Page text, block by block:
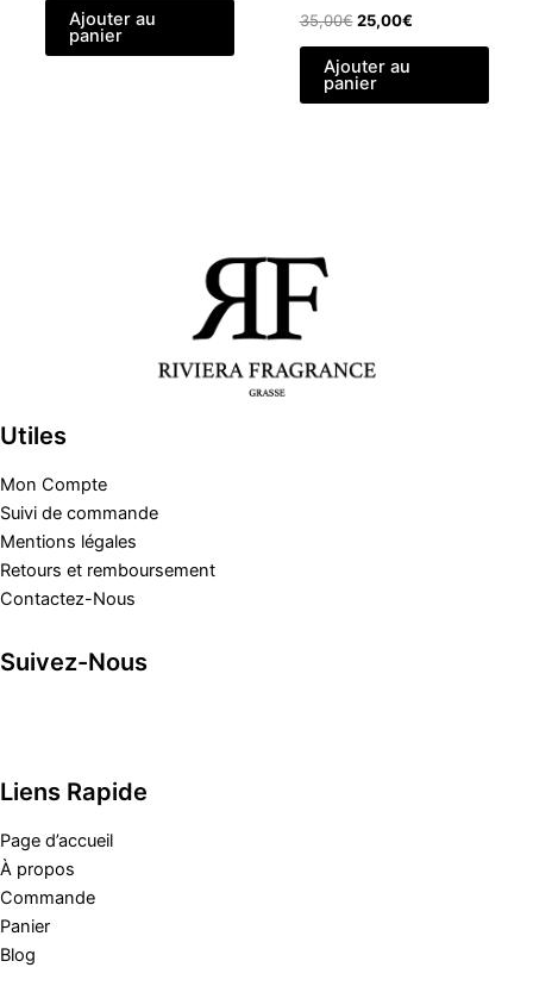
Ajouter au
panier
35,00€ Le
initial
était :
35,00€.
25,00€Le
25,00€.
Ajouter au
panier
Utiles
Mon Compte
Suivi de commande
Mentions légales
Retours et remboursement
Contactez-Nous
Suivez-Nous
Liens Rapide
Page d’accueil
À propos
Commande
Panier
Blog